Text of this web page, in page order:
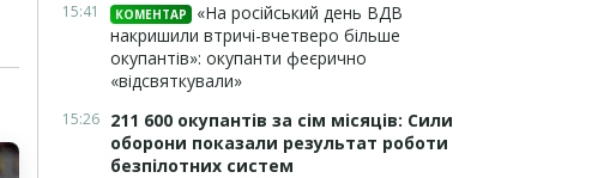
15:41 КОМЕНТАР
«На російський день ВДВ
накришили втричі-вчетверо більше
окупантів»: окупанти феєрично
«відсвяткували»
15:26 211 600 окупантів за сім місяців: Сили
оборони показали результат роботи
безпілотних систем